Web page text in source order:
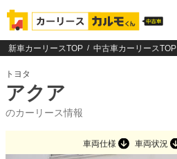
新車カーリースTOP 中古車カーリースTOP
トヨタ
アクア
のカーリース情報
車両仕様 車両状況